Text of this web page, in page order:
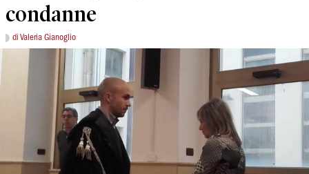
condanne
di Valeria Gianoglio